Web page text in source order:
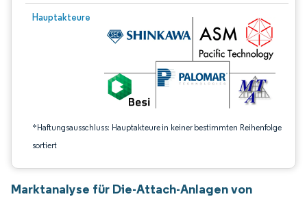
Hauptakteure
*Haftungsausschluss: Hauptakteure in keiner bestimmten Reihenfolge
sortiert
Bild © Mordor Intelligence. Wiederverwendung erfordert Namensnennung
Marktanalyse für Die-Attach-Anlagen von